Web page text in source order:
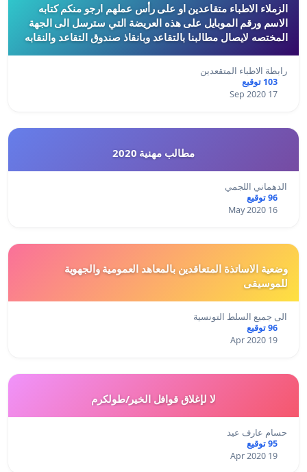
الزملاء الاطباء متقاعدين او على رأس عملهم ارجو منكم كتابه
الاسم ورقم الموبايل على هذه العريضة التي سترسل الى الجهة
المختصه لايصال مطالبنا بالتقاعد وبانقاذ صندوق التقاعد والنقابه
رابطة الاطباء المتقعدين
103 توقيع
17 Sep 2020
مطالب مهنية 2020
الدهماني اللجمي
96 توقيع
16 May 2020
وضعية الاساتذة المتعاقدين بالمعاهد العمومية والجهوية
للموسيقى
الى جميع السلط التونسية
96 توقيع
19 Apr 2020
لا لإغلاق قوافل الخير/طولكرم
حسام عارف عيد
95 توقيع
19 Apr 2020